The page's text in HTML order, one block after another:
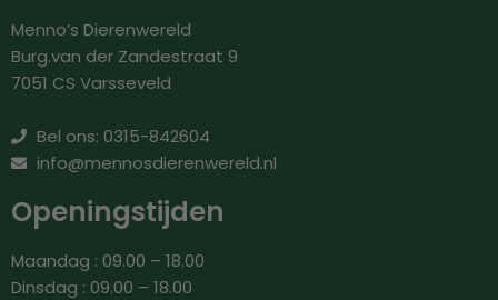
Menno’s Dierenwereld
Burg.van der Zandestraat 9
7051 CS Varsseveld
Bel ons: 0315-842604
info@mennosdierenwereld.nl
Openingstijden
Maandag : 09.00 – 18.00
Dinsdag : 09.00 – 18.00